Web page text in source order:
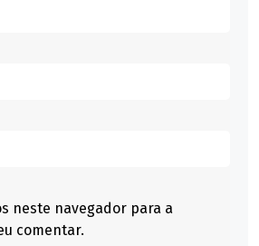
neste navegador para a
comentar.